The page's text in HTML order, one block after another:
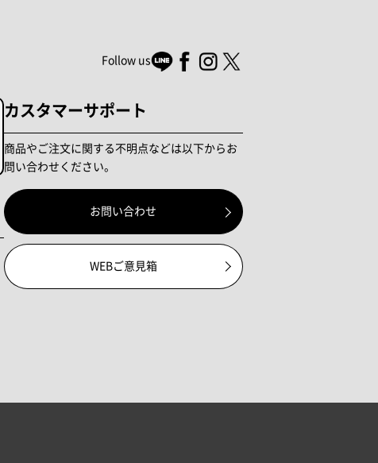
Follow us
カスタマーサポート
商品やご注文に関する不明点などは以下からお
問い合わせください。
お問い合わせ
WEBご意見箱